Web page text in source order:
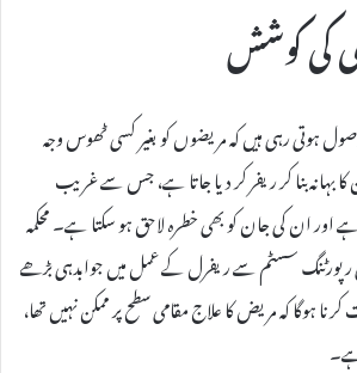
کی کوشش
ہوتی رہی ہیں کہ مریضوں کو بغیر کسی ٹھوس وجہ
بہانہ بنا کر ریفر کر دیا جاتا ہے، جس سے غریب
اور ان کی جان کو بھی خطرہ لاحق ہو سکتا ہے۔ محکمہ
رپورٹنگ سسٹم سے ریفرل کے عمل میں جوابدہی بڑھے
ہوگا کہ مریض کا علاج مقامی سطح پر ممکن نہیں تھا،